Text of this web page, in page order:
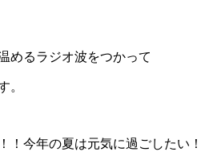
めるラジオ波をつかって
。
！今年の夏は元気に過ごしたい！